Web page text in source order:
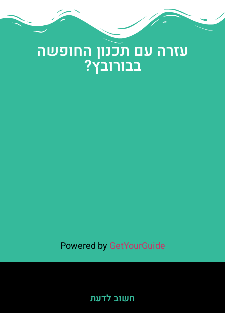
עזרה עם תכנון החופשה
בבורובץ?
Powered by GetYourGuide
חשוב לדעת